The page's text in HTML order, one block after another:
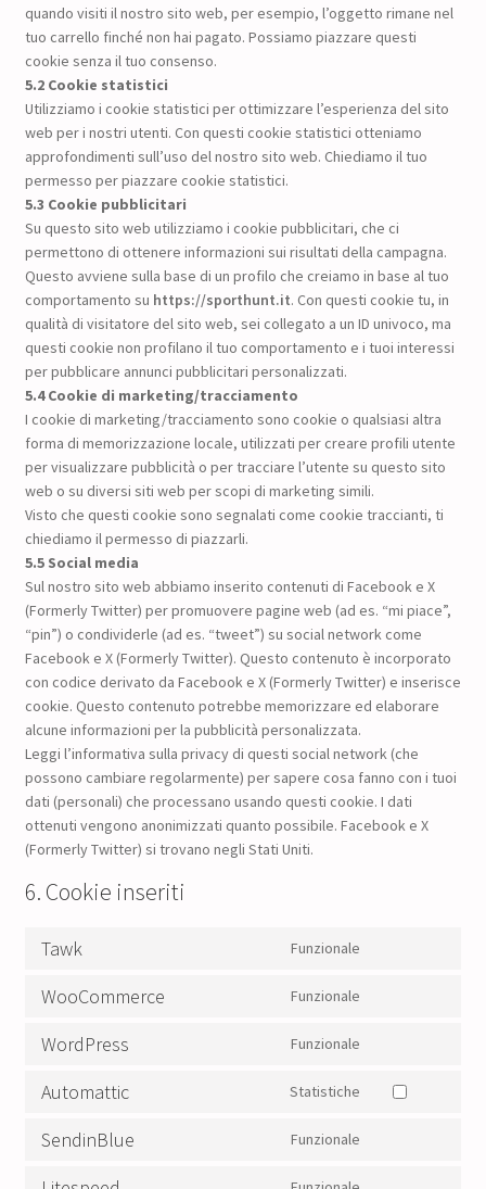
quando visiti il nostro sito web, per esempio, l’oggetto rimane nel
tuo carrello finché non hai pagato. Possiamo piazzare questi
cookie senza il tuo consenso.
5.2 Cookie statistici
Utilizziamo i cookie statistici per ottimizzare l’esperienza del sito
web per i nostri utenti. Con questi cookie statistici otteniamo
approfondimenti sull’uso del nostro sito web. Chiediamo il tuo
permesso per piazzare cookie statistici.
5.3 Cookie pubblicitari
Su questo sito web utilizziamo i cookie pubblicitari, che ci
permettono di ottenere informazioni sui risultati della campagna.
Questo avviene sulla base di un profilo che creiamo in base al tuo
comportamento su https://sporthunt.it. Con questi cookie tu, in
qualità di visitatore del sito web, sei collegato a un ID univoco, ma
questi cookie non profilano il tuo comportamento e i tuoi interessi
per pubblicare annunci pubblicitari personalizzati.
5.4 Cookie di marketing/tracciamento
I cookie di marketing/tracciamento sono cookie o qualsiasi altra
forma di memorizzazione locale, utilizzati per creare profili utente
per visualizzare pubblicità o per tracciare l’utente su questo sito
web o su diversi siti web per scopi di marketing simili.
Visto che questi cookie sono segnalati come cookie traccianti, ti
chiediamo il permesso di piazzarli.
5.5 Social media
Sul nostro sito web abbiamo inserito contenuti di Facebook e X
(Formerly Twitter) per promuovere pagine web (ad es. “mi piace”,
“pin”) o condividerle (ad es. “tweet”) su social network come
Facebook e X (Formerly Twitter). Questo contenuto è incorporato
con codice derivato da Facebook e X (Formerly Twitter) e inserisce
cookie. Questo contenuto potrebbe memorizzare ed elaborare
alcune informazioni per la pubblicità personalizzata.
Leggi l’informativa sulla privacy di questi social network (che
possono cambiare regolarmente) per sapere cosa fanno con i tuoi
dati (personali) che processano usando questi cookie. I dati
ottenuti vengono anonimizzati quanto possibile. Facebook e X
(Formerly Twitter) si trovano negli Stati Uniti.
6. Cookie inseriti
Tawk Funzionale
WooCommerce Funzionale
WordPress Funzionale
service
Automattic Statistiche
Consent
SendinBlue Funzionale